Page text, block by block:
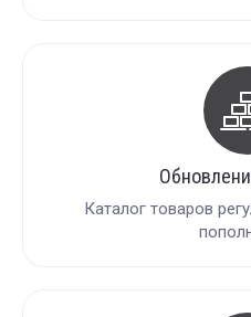
Каталог товаров